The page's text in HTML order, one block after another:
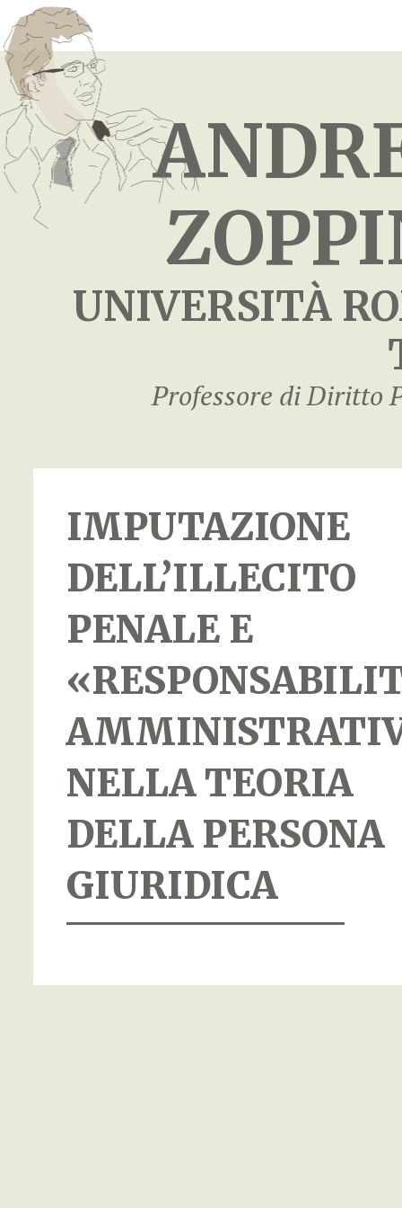
UNIVERSITÀ
Professore di Diritto
IMPUTAZIONE
DELL’ILLECITO
PENALE E
NELLA TEORIA
DELLA PERSONA
GIURIDICA